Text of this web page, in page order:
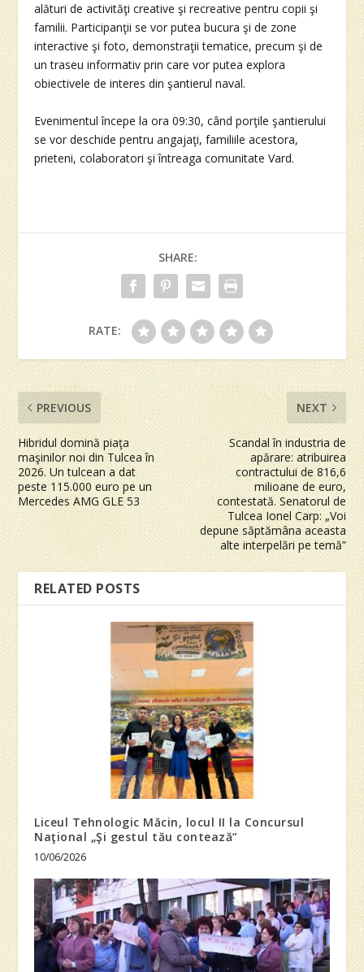
alături de activităţi creative şi recreative pentru copii şi
familii. Participanţii se vor putea bucura şi de zone
interactive şi foto, demonstraţii tematice, precum şi de
un traseu informativ prin care vor putea explora
obiectivele de interes din şantierul naval.
Evenimentul începe la ora 09:30, când porţile şantierului
se vor deschide pentru angajaţi, familiile acestora,
prieteni, colaboratori şi întreaga comunitate Vard.
SHARE:
RATE:
PREVIOUS
Hibridul domină piaţa
maşinilor noi din Tulcea în
2026. Un tulcean a dat
peste 115.000 euro pe un
Mercedes AMG GLE 53
NEXT
Scandal în industria de
apărare: atribuirea
contractului de 816,6
milioane de euro,
contestată. Senatorul de
Tulcea Ionel Carp: „Voi
depune săptămâna aceasta
alte interpelări pe temă”
RELATED POSTS
Liceul Tehnologic Măcin, locul II la Concursul
Naţional „Şi gestul tău contează”
10/06/2026